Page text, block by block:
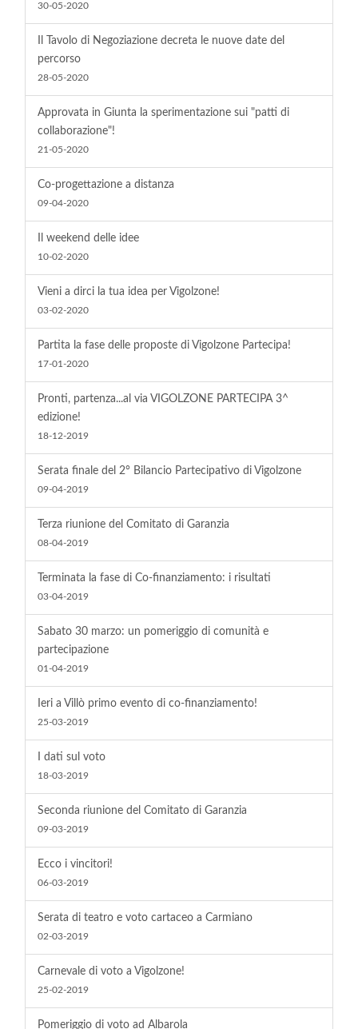
30-05-2020
Il Tavolo di Negoziazione decreta le nuove date del
percorso
28-05-2020
Approvata in Giunta la sperimentazione sui "patti di
collaborazione"!
21-05-2020
Co-progettazione a distanza
09-04-2020
Il weekend delle idee
10-02-2020
Vieni a dirci la tua idea per Vigolzone!
03-02-2020
Partita la fase delle proposte di Vigolzone Partecipa!
17-01-2020
Pronti, partenza...al via VIGOLZONE PARTECIPA 3^
edizione!
18-12-2019
Serata finale del 2° Bilancio Partecipativo di Vigolzone
09-04-2019
Terza riunione del Comitato di Garanzia
08-04-2019
Terminata la fase di Co-finanziamento: i risultati
03-04-2019
Sabato 30 marzo: un pomeriggio di comunità e
partecipazione
01-04-2019
Ieri a Villò primo evento di co-finanziamento!
25-03-2019
I dati sul voto
18-03-2019
Seconda riunione del Comitato di Garanzia
09-03-2019
Ecco i vincitori!
06-03-2019
Serata di teatro e voto cartaceo a Carmiano
02-03-2019
Carnevale di voto a Vigolzone!
25-02-2019
Pomeriggio di voto ad Albarola